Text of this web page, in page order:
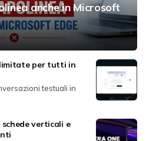
anche in Microsoft
per tutti in
testuali in
verticali e